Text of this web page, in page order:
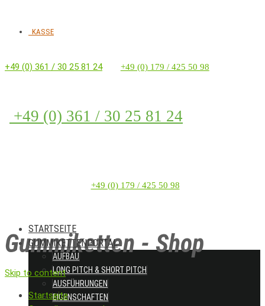
KASSE
+49 (0) 361 / 30 25 81 24 +49 (0) 179 / 425 50 98
+49 (0) 361 / 30 25 81 24
+49 (0) 179 / 425 50 98
Gummiketten - Shop
STARTSEITE
GUMMIKETTENPORTAL
AUFBAU
LONG PITCH & SHORT PITCH
AUSFÜHRUNGEN
EIGENSCHAFTEN
Skip to content
Startseite